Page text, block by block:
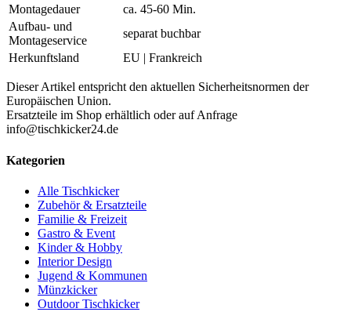
Montagedauer
ca. 45-60 Min.
Aufbau- und
Montageservice
separat buchbar
Herkunftsland
EU | Frankreich
Dieser Artikel entspricht den aktuellen Sicherheitsnormen der
Europäischen Union.
Ersatzteile im Shop erhältlich oder auf Anfrage
info@tischkicker24.de
Kategorien
Alle Tischkicker
Zubehör & Ersatzteile
Familie & Freizeit
Gastro & Event
Kinder & Hobby
Interior Design
Jugend & Kommunen
Münzkicker
Outdoor Tischkicker